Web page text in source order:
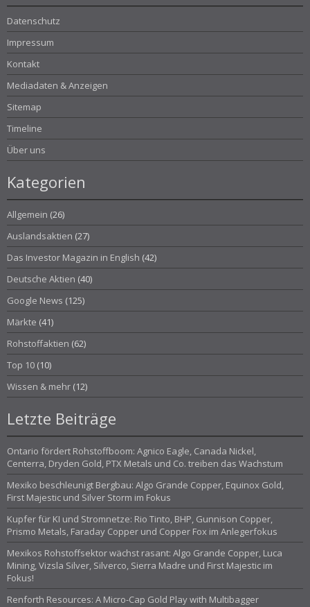
Datenschutz
Impressum
Kontakt
Mediadaten & Anzeigen
Sitemap
Timeline
Über uns
Kategorien
Allgemein (26)
Auslandsaktien (27)
Das Investor Magazin in English (42)
Deutsche Aktien (40)
Google News (125)
Märkte (41)
Rohstoffaktien (62)
Top 10 (10)
Wissen & mehr (12)
Letzte Beiträge
Ontario fördert Rohstoffboom: Agnico Eagle, Canada Nickel,
Centerra, Dryden Gold, PTX Metals und Co. treiben das Wachstum
Mexiko beschleunigt Bergbau: Algo Grande Copper, Equinox Gold,
First Majestic und Silver Storm im Fokus
Kupfer für KI und Stromnetze: Rio Tinto, BHP, Gunnison Copper,
Prismo Metals, Faraday Copper und Copper Fox im Anlegerfokus
Mexikos Rohstoffsektor wächst rasant: Algo Grande Copper, Luca
Mining, Vizsla Silver, Silverco, Sierra Madre und First Majestic im
Fokus!
Renforth Resources: A Micro-Cap Gold Play with Multibagger